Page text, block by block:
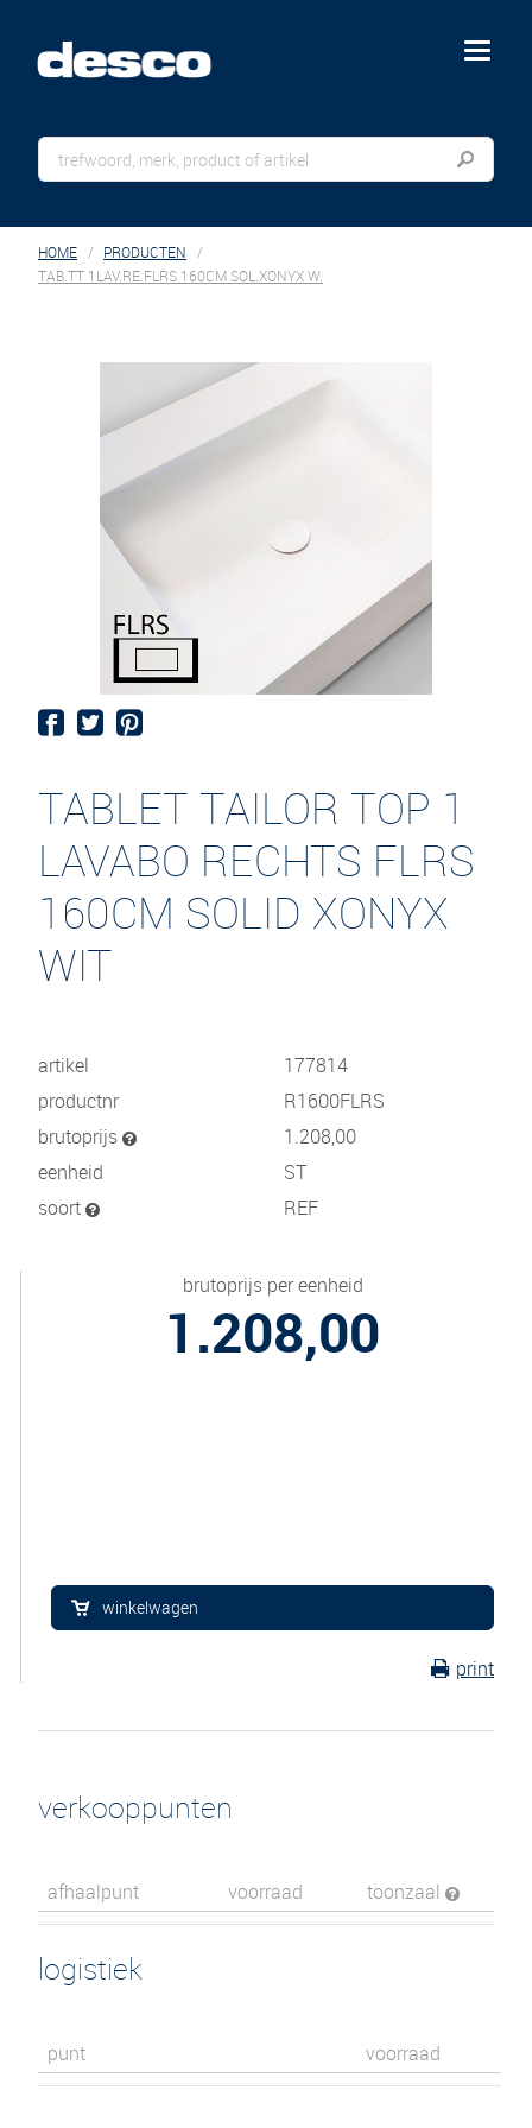
menu
HOME
PRODUCTEN
TAB.TT 1LAV.RE.FLRS 160CM SOL.XONYX W.
TABLET TAILOR TOP 1
LAVABO RECHTS FLRS
160CM SOLID XONYX
WIT
artikel
177814
productnr
R1600FLRS
brutoprijs
1.208,00
eenheid
ST
soort
REF
brutoprijs per eenheid
1.208,00
winkelwagen
print
verkooppunten
afhaalpunt voorraad toonzaal
logistiek
punt voorraad